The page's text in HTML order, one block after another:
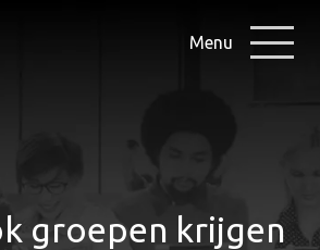
Menu
groepen krijgen